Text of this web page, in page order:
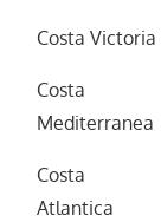
Costa Victoria
Costa
Mediterranea
Costa
Atlantica